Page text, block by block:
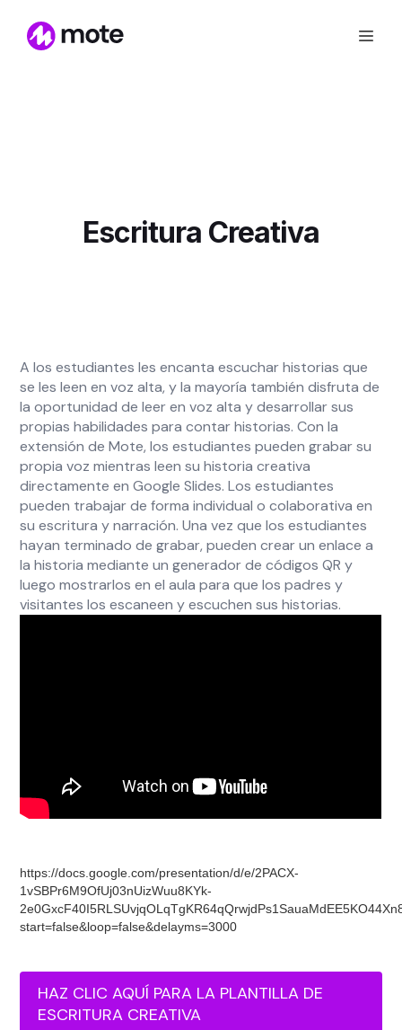
Escritura Creativa
A los estudiantes les encanta escuchar historias que
se les leen en voz alta, y la mayoría también disfruta de
la oportunidad de leer en voz alta y desarrollar sus
propias habilidades para contar historias. Con la
extensión de Mote, los estudiantes pueden grabar su
propia voz mientras leen su historia creativa
directamente en Google Slides. Los estudiantes
pueden trabajar de forma individual o colaborativa en
su escritura y narración. Una vez que los estudiantes
hayan terminado de grabar, pueden crear un enlace a
la historia mediante un generador de códigos QR y
luego mostrarlos en el aula para que los padres y
visitantes los escaneen y escuchen sus historias.
https://docs.google.com/presentation/d/e/2PACX-
1vSBPr6M9OfUj03nUizWuu8KYk-
start=false&loop=false&delayms=3000
HAZ CLIC AQUÍ PARA LA PLANTILLA DE
ESCRITURA CREATIVA